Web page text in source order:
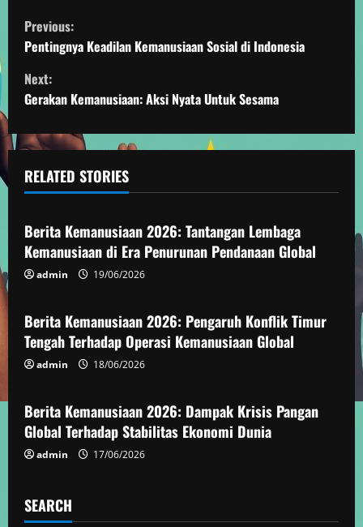
C
o
n
i
n
u
e
e
a
i
n
g
Previous:
Pentingnya Keadilan Kemanusiaan Sosial di Indonesia
Next:
Gerakan Kemanusiaan: Aksi Nyata Untuk Sesama
RELATED STORIES
Kemanusiaan
Berita Kemanusiaan 2026: Tantangan Lembaga
Kemanusiaan di Era Penurunan Pendanaan Global
admin 19/06/2026
Kemanusiaan
Berita Kemanusiaan 2026: Pengaruh Konflik Timur
Tengah Terhadap Operasi Kemanusiaan Global
admin 18/06/2026
Kemanusiaan
Berita Kemanusiaan 2026: Dampak Krisis Pangan
Global Terhadap Stabilitas Ekonomi Dunia
admin 17/06/2026
SEARCH